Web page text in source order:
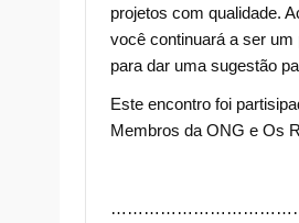
projetos com qualidade.
você continuará a ser
para dar uma sugestão
Este encontro foi
Membros da ONG e Os